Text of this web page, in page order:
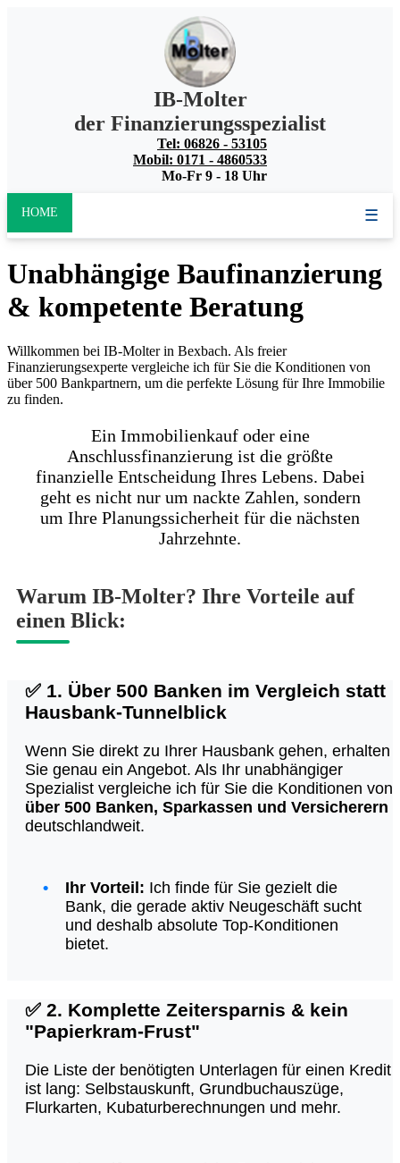
IB-Molter
der Finanzierungsspezialist
Tel: 06826 - 53105
Mobil: 0171 - 4860533
Mo-Fr 9 - 18 Uhr
HOME ☰
Unabhängige Baufinanzierung
& kompetente Beratung
Willkommen bei IB-Molter in Bexbach. Als freier
Finanzierungsexperte vergleiche ich für Sie die Konditionen von
über 500 Bankpartnern, um die perfekte Lösung für Ihre Immobilie
zu finden.
Ein Immobilienkauf oder eine
Anschlussfinanzierung ist die größte
finanzielle Entscheidung Ihres Lebens. Dabei
geht es nicht nur um nackte Zahlen, sondern
um Ihre Planungssicherheit für die nächsten
Jahrzehnte.
Warum IB-Molter? Ihre Vorteile auf
einen Blick:
✅ 1. Über 500 Banken im Vergleich statt
Hausbank-Tunnelblick
Wenn Sie direkt zu Ihrer Hausbank gehen, erhalten
Sie genau ein Angebot. Als Ihr unabhängiger
Spezialist vergleiche ich für Sie die Konditionen von
über 500 Banken, Sparkassen und Versicherern
deutschlandweit.
Ihr Vorteil: Ich finde für Sie gezielt die
Bank, die gerade aktiv Neugeschäft sucht
und deshalb absolute Top-Konditionen
bietet.
✅ 2. Komplette Zeitersparnis & kein
"Papierkram-Frust"
Die Liste der benötigten Unterlagen für einen Kredit
ist lang: Selbstauskunft, Grundbuchauszüge,
Flurkarten, Kubaturberechnungen und mehr.